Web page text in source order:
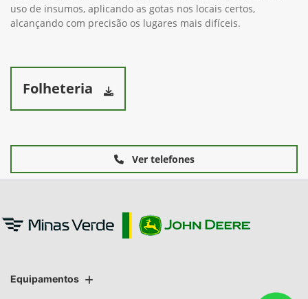
uso de insumos, aplicando as gotas nos locais certos,
alcançando com precisão os lugares mais difíceis.
Folheteria
Ver telefones
Equipamentos